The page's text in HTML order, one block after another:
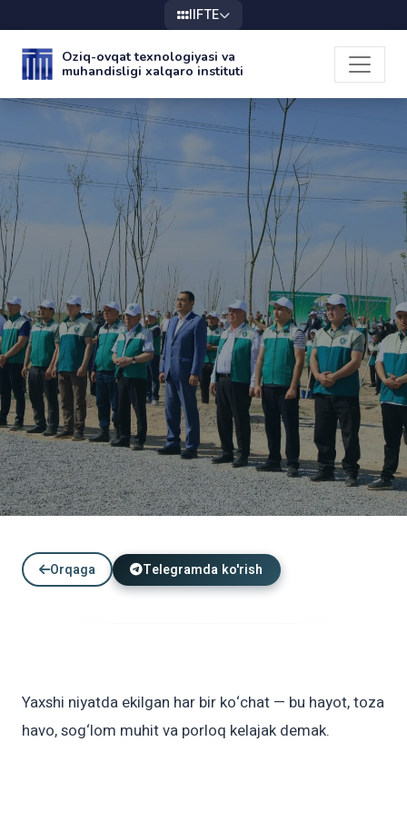
IIFTE
Oziq-ovqat texnologiyasi va
muhandisligi xalqaro instituti
YANGILIKLAR
“Yashil makon” loyihasi doirasida
Orqaga Telegramda ko'rish
Yaxshi niyatda ekilgan har bir ko‘chat — bu hayot, toza
havo, sog‘lom muhit va porloq kelajak demak.